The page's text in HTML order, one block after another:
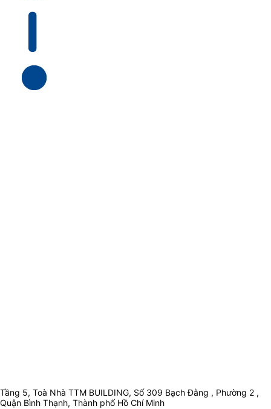
Tầng 5, Toà Nhà TTM BUILDING, Số 309 Bạch Đằng , Phường 2 ,
Quận Bình Thạnh, Thành phố Hồ Chí Minh